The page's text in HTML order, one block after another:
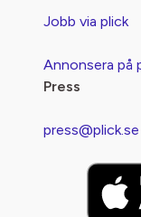
Jobb via plick
Annonsera på
Press
press@plick.se